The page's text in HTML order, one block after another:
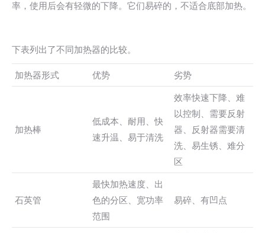
率，使用后会有轻微的下降。它们易碎的，不适合底部加热。
下表列出了不同加热器的比较。
加热器形式 优势 劣势
加热棒
低成本、耐用、快
速升温、易于清洗
效率快速下降、难
以控制、需要反射
器、反射器需要清
洗、易生锈、难分
区
石英管
最快加热速度、出
色的分区、宽功率
范围
易碎、有凹点